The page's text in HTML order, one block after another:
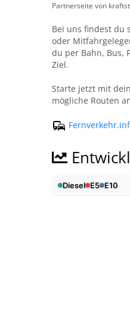
Partnerseite von
Bei uns findest du
oder
du per Bahn, Bus,
Ziel.
Starte jetzt mit
mögliche Routen